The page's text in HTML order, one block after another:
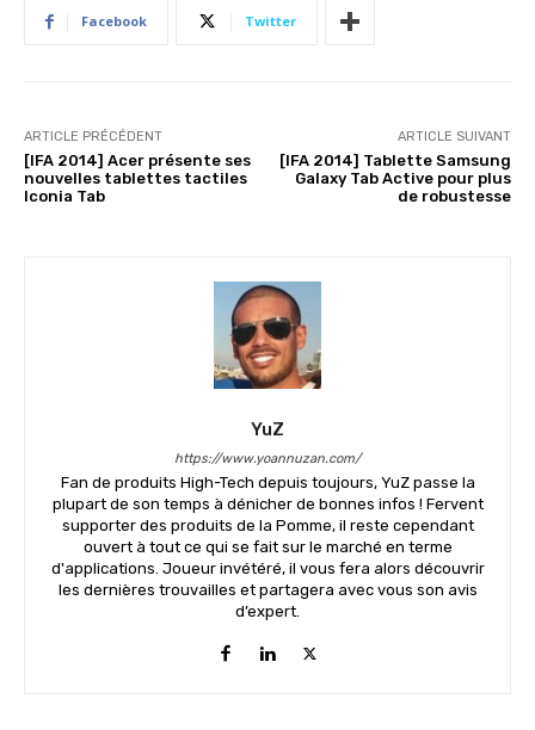
Facebook Twitter
ARTICLE PRÉCÉDENT
[IFA 2014] Acer présente ses
nouvelles tablettes tactiles
Iconia Tab
ARTICLE SUIVANT
[IFA 2014] Tablette Samsung
Galaxy Tab Active pour plus
de robustesse
YuZ
https://www.yoannuzan.com/
Fan de produits High-Tech depuis toujours, YuZ passe la
plupart de son temps à dénicher de bonnes infos ! Fervent
supporter des produits de la Pomme, il reste cependant
ouvert à tout ce qui se fait sur le marché en terme
d'applications. Joueur invétéré, il vous fera alors découvrir
les dernières trouvailles et partagera avec vous son avis
d’expert.